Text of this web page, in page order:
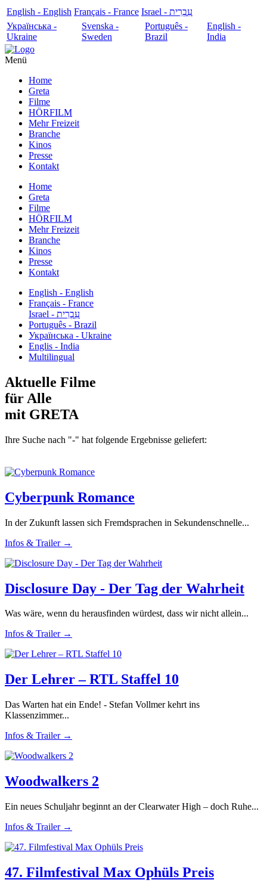
English - English Français - France
עִבְרִית - Israel
Українська -
Ukraine
Svenska -
Sweden
Português -
Brazil
English -
India
Menü
Home
Greta
Filme
HÖRFILM
Mehr Freizeit
Branche
Kinos
Presse
Kontakt
Home
Greta
Filme
HÖRFILM
Mehr Freizeit
Branche
Kinos
Presse
Kontakt
English - English
Français - France
עִבְרִית - Israel
Português - Brazil
Українська - Ukraine
Englis - India
Multilingual
Aktuelle Filme
für Alle
mit GRETA
Ihre Suche nach "-" hat folgende Ergebnisse geliefert:
Cyberpunk Romance
In der Zukunft lassen sich Fremdsprachen in Sekundenschnelle...
Infos & Trailer →
Disclosure Day - Der Tag der Wahrheit
Was wäre, wenn du herausfinden würdest, dass wir nicht allein...
Infos & Trailer →
Der Lehrer – RTL Staffel 10
Das Warten hat ein Ende! - Stefan Vollmer kehrt ins
Klassenzimmer...
Infos & Trailer →
Woodwalkers 2
Ein neues Schuljahr beginnt an der Clearwater High – doch Ruhe...
Infos & Trailer →
47. Filmfestival Max Ophüls Preis